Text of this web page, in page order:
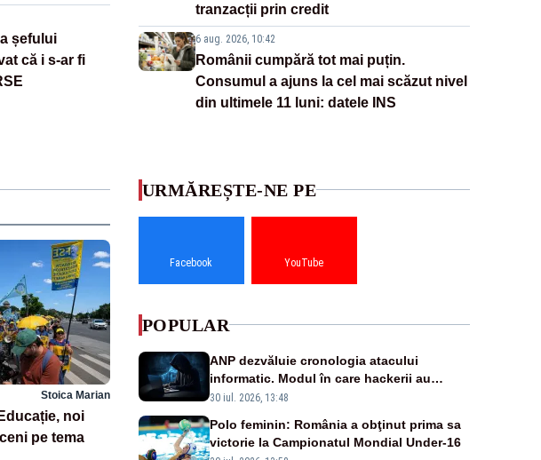
șefului
că i s-ar fi
tranzacții prin credit
6 aug. 2026, 10:42
Românii cumpără tot mai puțin.
Consumul a ajuns la cel mai scăzut nivel
din ultimele 11 luni: datele INS
Stoica Marian
noi
pe tema
URMĂREȘTE-NE PE
Facebook YouTube
POPULAR
ANP dezvăluie cronologia atacului
informatic. Modul în care hackerii au
pătruns în rețea rămâne necunoscut
30 iul. 2026, 13:48
Polo feminin: România a obţinut prima sa
victorie la Campionatul Mondial Under-16